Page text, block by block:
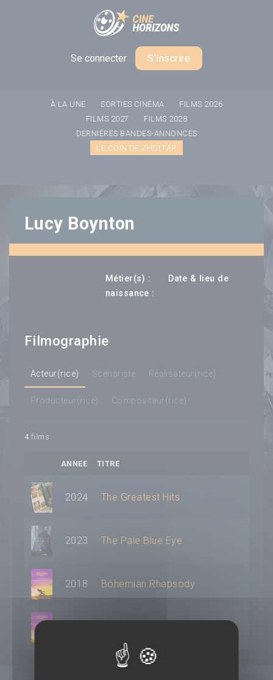
Se connecter S'inscrire
À LA UNE SORTIES CINÉMA
FILMS 2026
FILMS 2027
FILMS 2028
DERNIÈRES BANDES-ANNONCES
LE COIN DE ZHOLTAR
Lucy Boynton
Métier(s) :
Date & lieu de
naissance :
Filmographie
Acteur(rice) Scénariste Réalisateur(rice)
Producteur(rice) Compositeur(rice)
4 films
ANNEE TITRE
2024 The Greatest Hits
2023 The Pale Blue Eye
2018 Bohemian Rhapsody
Panneau de gestion des cookies